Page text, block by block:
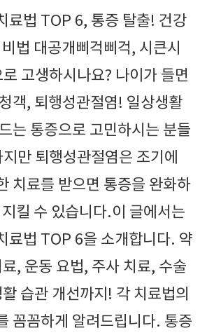
료법 TOP 6, 통증 탈출! 건강
법 대공개삐걱삐걱, 시큰시
고생하시나요? 나이가 들면
객, 퇴행성관절염! 일상생활
는 통증으로 고민하시는 분들
만 퇴행성관절염은 조기에
치료를 받으면 통증을 완화하
킬 수 있습니다.이 글에서는
료법 TOP 6을 소개합니다. 약
, 운동 요법, 주사 치료, 수술
습관 개선까지! 각 치료법의
꼼꼼하게 알려드립니다. 통증